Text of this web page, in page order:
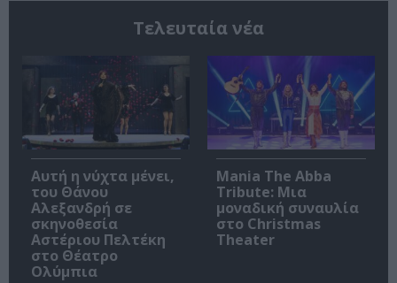
Τελευταία νέα
Αυτή η νύχτα μένει,
του Θάνου
Αλεξανδρή σε
σκηνοθεσία
Αστέριου Πελτέκη
στο Θέατρο
Ολύμπια
Mania The Abba
Tribute: Μια
μοναδική συναυλία
στο Christmas
Theater